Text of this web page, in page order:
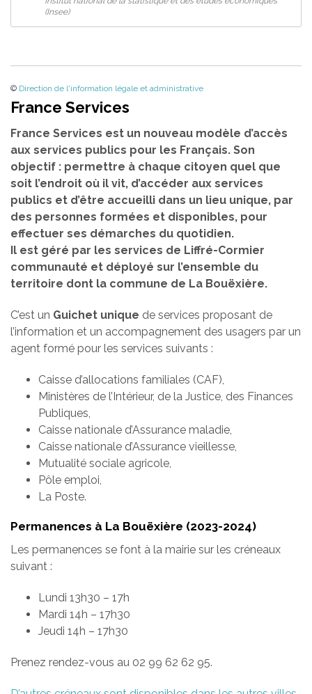
(Insee)
© Direction de l'information légale et administrative
France Services
France Services est un nouveau modèle d’accès
aux services publics pour les Français. Son
objectif : permettre à chaque citoyen quel que
soit l’endroit où il vit, d’accéder aux services
publics et d’être accueilli dans un lieu unique, par
des personnes formées et disponibles, pour
effectuer ses démarches du quotidien.
Il est géré par les services de Liffré-Cormier
communauté et déployé sur l’ensemble du
territoire dont la commune de La Bouëxière.
C’est un Guichet unique de services proposant de
l’information et un accompagnement des usagers par un
agent formé pour les services suivants :
Caisse d’allocations familiales (CAF),
Ministères de l’Intérieur, de la Justice, des Finances
Publiques,
Caisse nationale d’Assurance maladie,
Caisse nationale d’Assurance vieillesse,
Mutualité sociale agricole,
Pôle emploi,
La Poste.
Permanences à La Bouëxière (2023-2024)
Les permanences se font à la mairie sur les créneaux
suivant :
Lundi 13h30 – 17h
Mardi 14h – 17h30
Jeudi 14h – 17h30
Prenez rendez-vous au 02 99 62 62 95.